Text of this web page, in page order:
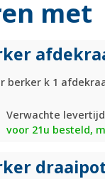
met
berker k 1
Verwachte
voor 21u besteld,